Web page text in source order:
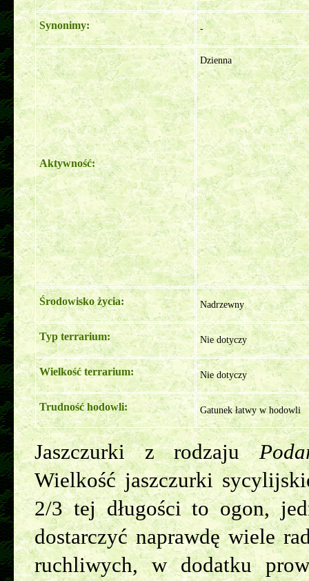
Synonimy: -
Aktywność:
Dzienna
Środowisko życia: Nadrzewny
Typ terrarium: Nie dotyczy
Wielkość terrarium: Nie dotyczy
Trudność hodowli: Gatunek łatwy w hodowli
Jaszczurki z rodzaju
Wielkość jaszczurki
2/3 tej długości to ogon,
dostarczyć naprawdę wiele
ruchliwych, w dodatku